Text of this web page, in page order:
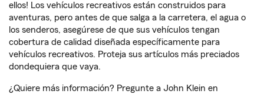
ellos! Los vehículos recreativos están construidos para
aventuras, pero antes de que salga a la carretera, el agua o
los senderos, asegúrese de que sus vehículos tengan
cobertura de calidad diseñada específicamente para
vehículos recreativos. Proteja sus artículos más preciados
dondequiera que vaya.
¿Quiere más información? Pregunte a John Klein en